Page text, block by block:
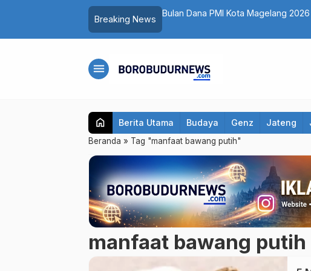
Breaking News
Bulan Dana PMI Kota Magelang
menu
home Berita Utama Budaya Genz Jateng
Beranda » Tag "manfaat bawang putih"
manfaat bawang putih